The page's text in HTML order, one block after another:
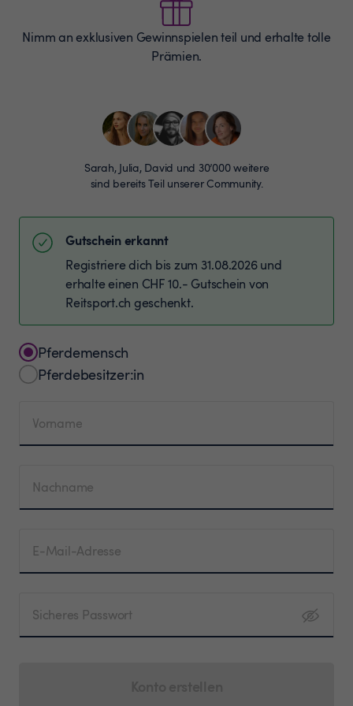
Nimm an exklusiven Gewinnspielen teil und erhalte tolle
Prämien.
Sarah, Julia, David und 30’000 weitere
sind bereits Teil unserer Community.
Gutschein erkannt
Registriere dich bis zum 31.08.2026 und
erhalte einen CHF 10.- Gutschein von
Reitsport.ch geschenkt.
Pferdemensch
Pferdebesitzer:in
Vorname
Nachname
E-Mail-Adresse
Sicheres Passwort